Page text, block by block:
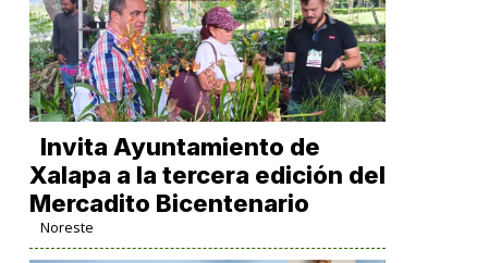
Invita Ayuntamiento de
Xalapa a la tercera edición del
Mercadito Bicentenario
Noreste